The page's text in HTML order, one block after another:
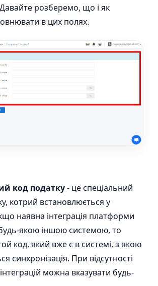
розберемо, що і як
в цих полях.
код податку- це спеціальний
котрий встановлюється у
наявна інтеграція платформи
якою іншою системою, то
код, який вже є в системі, з якою
синхронізація. При відсутності
можна вказувати будь-